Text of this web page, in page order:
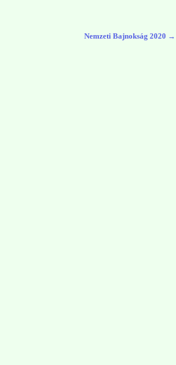
Nemzeti Bajnokság 2020 →